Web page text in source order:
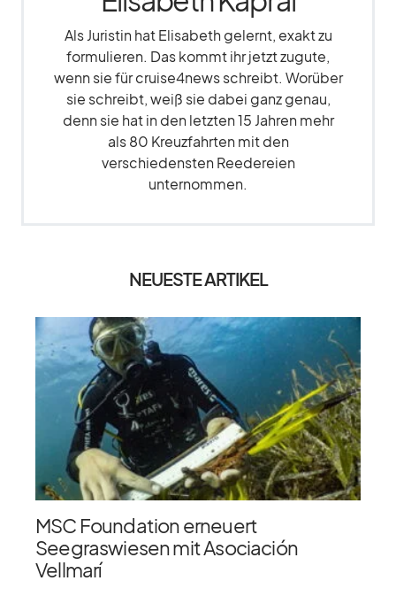
Als Juristin hat Elisabeth gelernt, exakt zu
formulieren. Das kommt ihr jetzt zugute,
wenn sie für cruise4news schreibt. Worüber
sie schreibt, weiß sie dabei ganz genau,
denn sie hat in den letzten 15 Jahren mehr
als 80 Kreuzfahrten mit den
verschiedensten Reedereien
unternommen.
NEUESTE ARTIKEL
MSC Foundation erneuert
Seegraswiesen mit Asociación
Vellmarí